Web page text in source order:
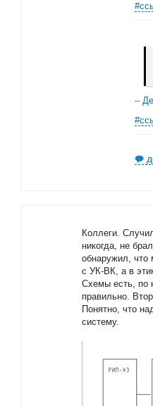
–
Коллеги.
никогда, не
обнаружил, что
с УК-ВК, а в
Схемы есть, по
правильно.
Понятно, что
систему.